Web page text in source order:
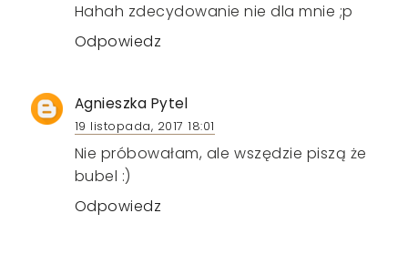
Hahah zdecydowanie nie dla mnie ;p
Odpowiedz
Agnieszka Pytel
19 listopada, 2017 18:01
Nie próbowałam, ale wszędzie piszą że
bubel :)
Odpowiedz